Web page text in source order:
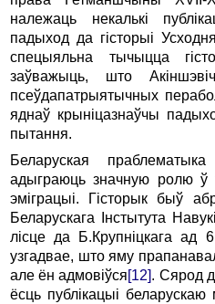
належаць некалькі
падыход да гісторыі
спецыяльна тычыцца
заўважыць, што
псеўдапатрыятычных
яднаў крыніцазнаўчы
пытання.
Беларуская
адыграюць значную ролю ў
эміграцыі. Гісторык быў
Беларускага Інстытута
лісце да Б.Крупніцкага ад
узгадвае, што яму
але ён адмовіўся[12]. Сярод
ёсць публікацыі